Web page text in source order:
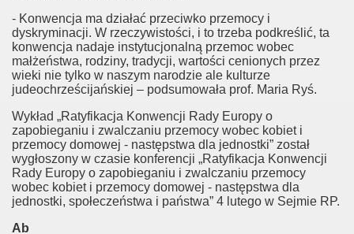
- Konwencja ma działać przeciwko przemocy i
dyskryminacji. W rzeczywistości, i to trzeba podkreślić, ta
konwencja nadaje instytucjonalną przemoc wobec
małżeństwa, rodziny, tradycji, wartości cenionych przez
wieki nie tylko w naszym narodzie ale kulturze
judeochrześcijańskiej – podsumowała prof. Maria Ryś.
Wykład „Ratyfikacja Konwencji Rady Europy o
zapobieganiu i zwalczaniu przemocy wobec kobiet i
przemocy domowej - następstwa dla jednostki” został
wygłoszony w czasie konferencji „Ratyfikacja Konwencji
Rady Europy o zapobieganiu i zwalczaniu przemocy
wobec kobiet i przemocy domowej - następstwa dla
jednostki, społeczeństwa i państwa” 4 lutego w Sejmie RP.
Ab